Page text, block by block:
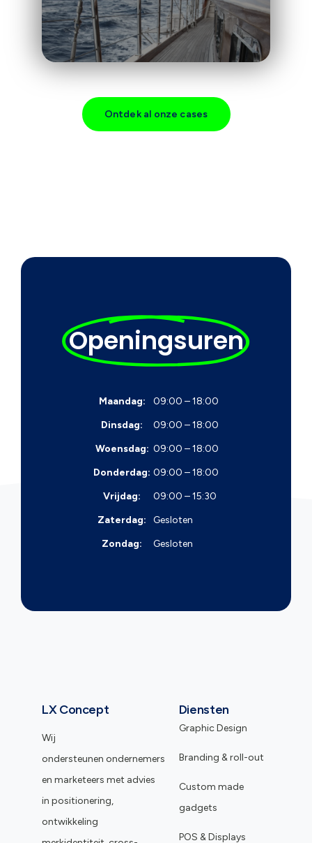
Ontdek al onze cases
Openingsuren
Maandag:
09:00 – 18:00
Dinsdag:
09:00 – 18:00
Woensdag: 09:00 – 18:00
Donderdag: 09:00 – 18:00
Vrijdag:
09:00 – 15:30
Zaterdag:
Gesloten
Zondag:
Gesloten
LX Concept
Wij
ondersteunen ondernemers
en marketeers met advies
in positionering,
ontwikkeling
Diensten
Graphic Design
Branding & roll-out
Custom made
gadgets
POS & Displays